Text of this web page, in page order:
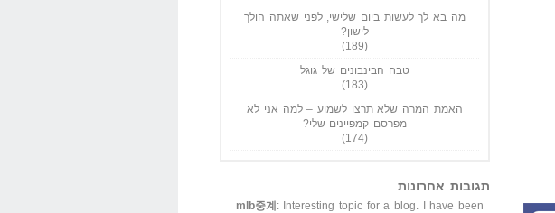
מה בא לך לעשות ביום שלישי, לפני שאתה הולך
לישון?
(189)
טבח הבינבונים של גוגל
(183)
האמת המרה שלא תרצו לשמוע – למה אני לא
מפרסם קמפיינים שלי?
(174)
תגובות אחרונות
mlb중계 : Interesting topic for a blog. I have been